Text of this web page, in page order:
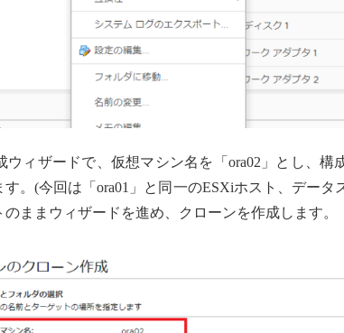
ィザードで、仮想マシン名を「ora02」とし、構
。(今回は「ora01」と同一のESXiホスト、デー
ままウィザードを進め、クローンを作成します。